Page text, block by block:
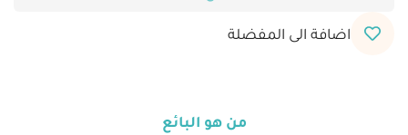
اضافة الى المفضلة
من هو البائع